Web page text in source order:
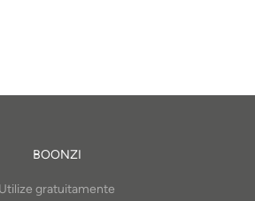
BOONZI
Utilize gratuitamente